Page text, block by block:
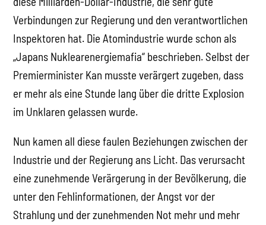
Verbindungen zur Regierung und den verantwortlichen
Inspektoren hat. Die Atomindustrie wurde schon als
„Japans Nuklearenergiemafia“ beschrieben. Selbst der
Premierminister Kan musste verärgert zugeben, dass
er mehr als eine Stunde lang über die dritte Explosion
im Unklaren gelassen wurde.
Nun kamen all diese faulen Beziehungen zwischen der
Industrie und der Regierung ans Licht. Das verursacht
eine zunehmende Verärgerung in der Bevölkerung, die
unter den Fehlinformationen, der Angst vor der
Strahlung und der zunehmenden Not mehr und mehr